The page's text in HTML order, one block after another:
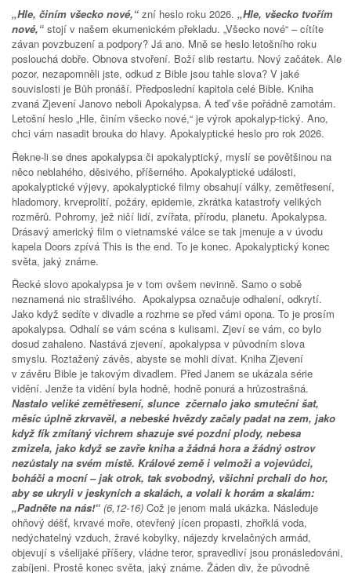
„Hle, činím všecko nové,“ zní heslo roku 2026. „Hle, všecko tvořím
nové,“ stojí v našem ekumenickém překladu. „Všecko nové“ – cítíte
závan povzbuzení a podpory? Já ano. Mně se heslo letošního roku
poslouchá dobře. Obnova stvoření. Boží slib restartu. Nový začátek. Ale
pozor, nezapomněli jste, odkud z Bible jsou tahle slova? V jaké
souvislosti je Bůh pronáší. Předposlední kapitola celé Bible. Kniha
zvaná Zjevení Janovo neboli Apokalypsa. A teď vše pořádně zamotám.
Letošní heslo „Hle, činím všecko nové,“ je výrok apokalyp-tický. Ano,
chci vám nasadit brouka do hlavy. Apokalyptické heslo pro rok 2026.
Řekne-li se dnes apokalypsa či apokalyptický, myslí se povětšinou na
něco neblahého, děsivého, příšerného. Apokalyptické události,
apokalyptické výjevy, apokalyptické filmy obsahují války, zemětřesení,
hladomory, krveprolití, požáry, epidemie, zkrátka katastrofy velikých
rozměrů. Pohromy, jež ničí lidí, zvířata, přírodu, planetu. Apokalypsa.
Drásavý americký film o vietnamské válce se tak jmenuje a v úvodu
kapela Doors zpívá This is the end. To je konec. Apokalyptický konec
světa, jaký známe.
Řecké slovo apokalypsa je v tom ovšem nevinně. Samo o sobě
neznamená nic strašlivého. Apokalypsa označuje odhalení, odkrytí.
Jako když sedíte v divadle a rozhrne se před vámi opona. To je prosím
apokalypsa. Odhalí se vám scéna s kulisami. Zjeví se vám, co bylo
dosud zahaleno. Nastává zjevení, apokalypsa v původním slova
smyslu. Roztažený závěs, abyste se mohli dívat. Kniha Zjevení
v závěru Bible je takovým divadlem. Před Janem se ukázala série
vidění. Jenže ta vidění byla hodně, hodně ponurá a hrůzostrašná.
Nastalo veliké zemětřesení, slunce zčernalo jako smuteční šat,
měsíc úplně zkrvavěl, a nebeské hvězdy začaly padat na zem, jako
když fík zmítaný vichrem shazuje své pozdní plody, nebesa
zmizela, jako když se zavře kniha a žádná hora a žádný ostrov
nezůstaly na svém místě. Králové země i velmoži a vojevůdci,
boháči a mocní – jak otrok, tak svobodný, všichni prchali do hor,
aby se ukryli v jeskyních a skalách, a volali k horám a skalám:
„Padněte na nás!“ (6,12-16) Což je jenom malá ukázka. Následuje
ohňový déšť, krvavé moře, otevřený jícen propasti, zhořklá voda,
nedýchatelný vzduch, žravé kobylky, nájezdy krvelačných armád,
objevují s všelijaké příšery, vládne teror, spravedliví jsou pronásledováni,
zabíjeni. Prostě konec světa, jaký známe. Žáden div, že původně